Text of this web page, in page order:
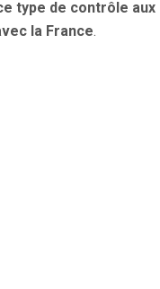
type de contrôle aux
la France.